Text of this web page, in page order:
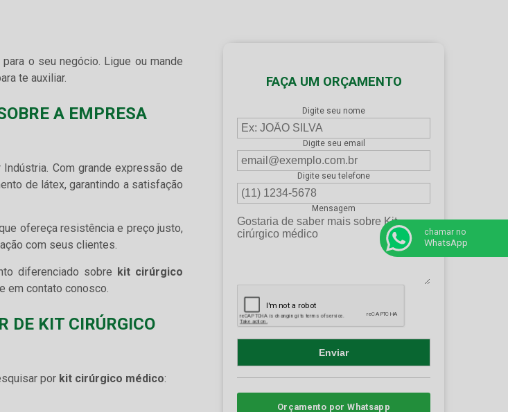
o seu negócio. Ligue ou mande
te auxiliar.
A EMPRESA
Indústria. Com grande expressão de
de látex, garantindo a satisfação
ofereça resistência e preço justo,
com seus clientes.
diferenciado sobre kit cirúrgico
em contato conosco.
DE KIT CIRÚRGICO
por kit cirúrgico médico:
FAÇA UM ORÇAMENTO
Digite seu nome
Digite seu email
Digite seu telefone
Mensagem
Orçamento por Whatsapp
chamar no
WhatsApp